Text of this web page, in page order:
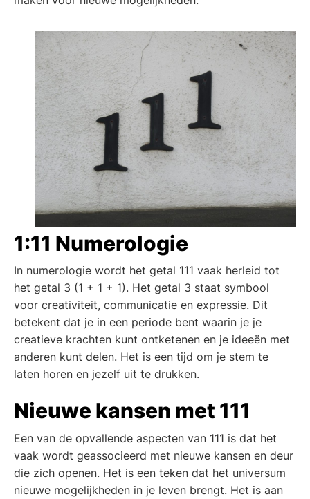
1:11 Numerologie
In numerologie wordt het getal 111 vaak herleid tot
het getal 3 (1 + 1 + 1). Het getal 3 staat symbool
voor creativiteit, communicatie en expressie. Dit
betekent dat je in een periode bent waarin je je
creatieve krachten kunt ontketenen en je ideeën met
anderen kunt delen. Het is een tijd om je stem te
laten horen en jezelf uit te drukken.
Nieuwe kansen met 111
Een van de opvallende aspecten van 111 is dat het
vaak wordt geassocieerd met nieuwe kansen en deur
die zich openen. Het is een teken dat het universum
nieuwe mogelijkheden in je leven brengt. Het is aan